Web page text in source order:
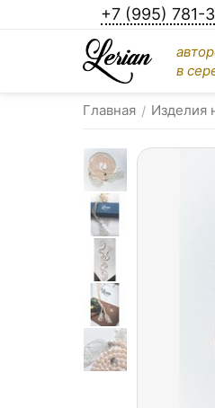
+7 (995) 781-
в
Главная / Изделия